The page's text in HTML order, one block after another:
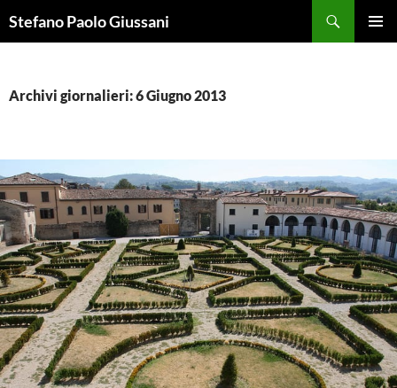
alStefano Paolo Giussani
Archivi giornalieri: 6 Giugno 2013